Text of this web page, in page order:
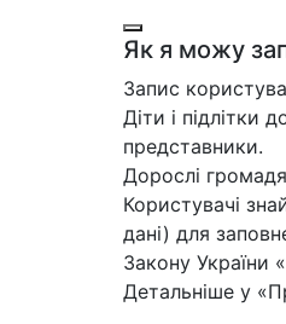
Як я можу
Запис
Діти і підлітки
представники.
Дорослі
Користувачі
дані) для
Закону України
Детальніше у